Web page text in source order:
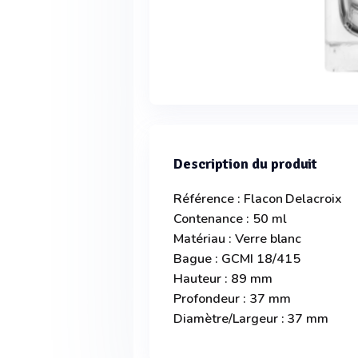
Description du produit
Référence : Flacon Delacroix
Contenance : 50 ml
Matériau : Verre blanc
Bague : GCMI 18/415
Hauteur : 89 mm
Profondeur : 37 mm
Diamètre/Largeur : 37 mm